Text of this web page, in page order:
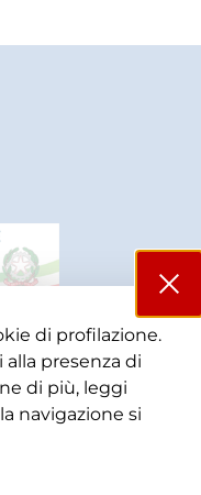
di profilazione.
presenza di
di più, leggi
navigazione si